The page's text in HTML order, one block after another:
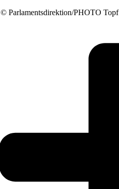
© Parlamentsdirektion/PHOTO Topf